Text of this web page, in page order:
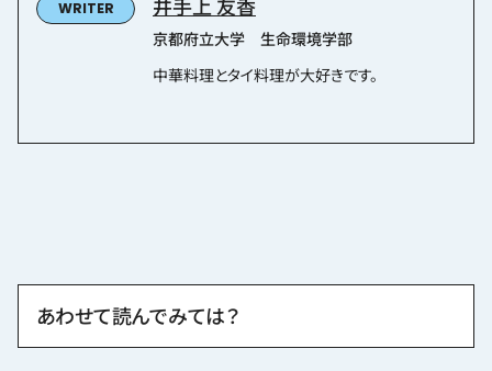
井手上 友香
京都府立大学 生命環境学部
中華料理とタイ料理が大好きです。
あわせて読んでみては？